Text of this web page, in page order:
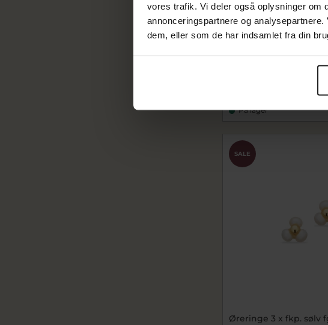
vores trafik. Vi deler også oplysninger om
annonceringspartnere og
dem, eller som de har indsamlet fra din
Girls vedhæng
På lager
SALE
Øreringe 3 x fkp. sølv